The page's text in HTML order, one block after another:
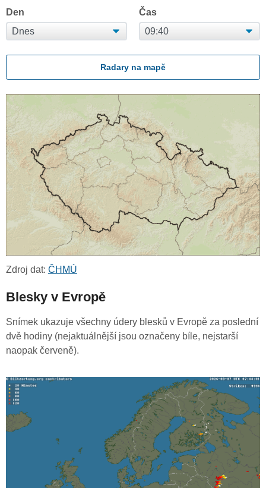
Den Čas
Radary na mapě
Zdroj dat: ČHMÚ
Blesky v Evropě
Snímek ukazuje všechny údery blesků v Evropě za poslední
dvě hodiny (nejaktuálnější jsou označeny bíle, nejstarší
naopak červeně).